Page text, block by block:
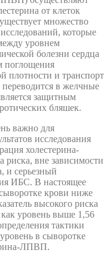
от клеток
множество
которые
уровнем
болезни сердца
поглощения
плотности и транспорт
переводится в желчные
защитным
бляшек.
важно для
исследования
холестерина-
вне зависимости
и серьезный
ИБС. В настоящее
крови ниже
высокого риска
как уровень выше 1,56
тактики
в сыворотке
ЛПВП.